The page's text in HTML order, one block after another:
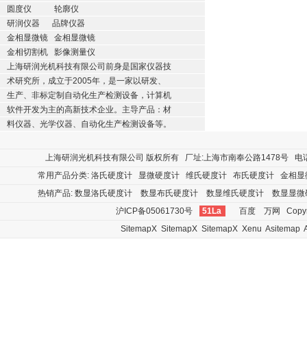
圆度仪
轮廓仪
研润仪器
品牌仪器
金相显微镜
金相显微镜
金相切割机
影像测量仪
上海研润光机科技有限公司前身是国家仪器技
术研究所，成立于2005年，是一家以研发、
生产、非标定制自动化生产检测设备，计算机
软件开发为主的高新技术企业。主导产品：材
料仪器、光学仪器、自动化生产检测设备等。
上海研润光机科技有限公司 版权所有 厂址:上海市南奉公路1478号
常用产品分类: 洛氏硬度计 显微硬度计 维氏硬度计 布氏硬度计
金相显
热销产品: 数显洛氏硬度计 数显布氏硬度计 数显维氏硬度计
数显显微
沪ICP备05061730号
51La 百度 万网
SitemapX SitemapX SitemapX Xenu Asitemap